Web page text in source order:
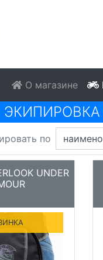
О магазине
ЭКИПИРОВКА
по
UNDER